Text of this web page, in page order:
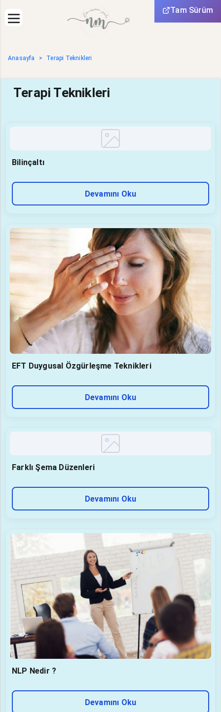
Tam Sürüm
Anasayfa Terapi Teknikleri
Terapi Teknikleri
Bilinçaltı
Devamını Oku
EFT Duygusal Özgürleşme Teknikleri
Devamını Oku
Farklı Şema Düzenleri
Devamını Oku
NLP Nedir ?
Devamını Oku